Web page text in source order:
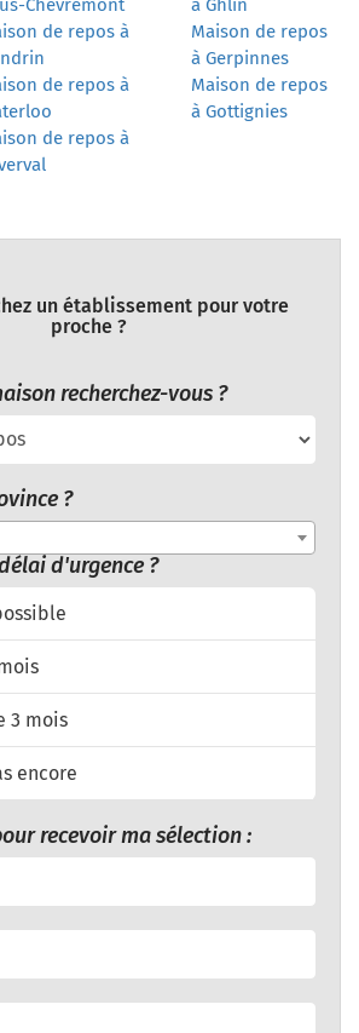
Chevremont
à Ghlin
de repos à
Maison de repos
à Gerpinnes
de repos à
Maison de repos
à Gottignies
de repos à
un établissement pour votre
proche ?
recherchez-vous ?
?
d'urgence ?
3 mois
encore
recevoir ma sélection :